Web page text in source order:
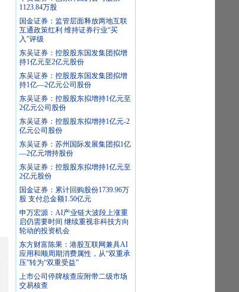
1123.84万股
国金证券：监管层面释放两地互联
互通政策红利 维持证券行业“买
入”评级
东吴证券：控股股东国发集团拟增
持1亿元至2亿元股份
东吴证券：控股股东国发集团拟增
持1亿—2亿元公司股份
东吴证券：控股股东拟增持1亿元至
2亿元公司股份
东吴证券：控股股东拟增持1亿元-2
亿元公司股份
东吴证券：苏州国际发展集团拟1亿
—2亿元增持股份
东吴证券：控股股东拟增持1亿元至
2亿元股份
国金证券：累计回购股份1739.96万
股 支付总金额1.50亿元
申万宏源：AI产业链大波段上涨重
启仍需要时间 继续重视非科技方向
轮动的投资机会
东方财富陈果：港股互联网兼具AI
应用和顺周期消费属性，从“双重承
压”转为“双重受益”
上市公司停牌核查应附带二级市场
交易核查